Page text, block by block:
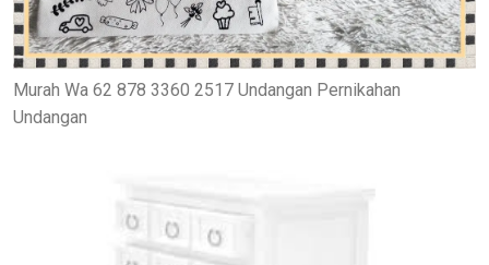
Murah Wa 62 878 3360 2517 Undangan Pernikahan
Undangan